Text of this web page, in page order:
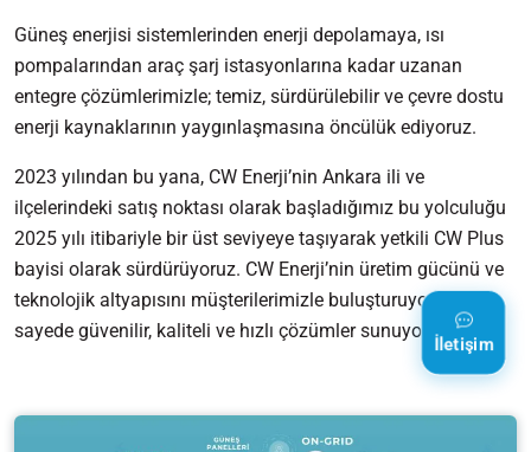
İletişim
Güneş enerjisi sistemlerinden enerji depolamaya, ısı
pompalarından araç şarj istasyonlarına kadar uzanan
entegre çözümlerimizle; temiz, sürdürülebilir ve çevre dostu
enerji kaynaklarının yaygınlaşmasına öncülük ediyoruz.
2023 yılından bu yana, CW Enerji’nin Ankara ili ve
ilçelerindeki satış noktası olarak başladığımız bu yolculuğu
2025 yılı itibariyle bir üst seviyeye taşıyarak yetkili CW Plus
bayisi olarak sürdürüyoruz. CW Enerji’nin üretim gücünü ve
teknolojik altyapısını müşterilerimizle buluşturuyoruz. Bu
sayede güvenilir, kaliteli ve hızlı çözümler sunuyoruz.